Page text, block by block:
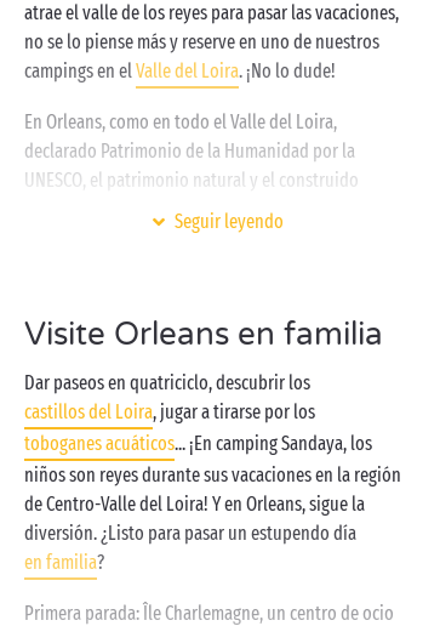
atrae el valle de los reyes para pasar las vacaciones,
no se lo piense más y reserve en uno de nuestros
campings en elValle del Loira. ¡No lo dude!
En Orleans, como en todo el Valle del Loira,
declarado Patrimonio de la Humanidad por la
UNESCO, el patrimonio natural y el construido
coexisten en perfecta armonía. Después de visitar
o darse un paseo en
actividades deportivasy de ocio al aire libre...
un lirón, elija su alojamiento favorito: ¿
cabaña insólita,cottage con todas las comodidades o
parcela de camping?
Seguir leyendo
Visite Orleans en familia
Dar paseos en quatriciclo, descubrir los
castillos del Loira, jugar a tirarse por los
toboganes acuáticos... ¡En camping Sandaya, los
niños son reyes durante sus vacaciones en la región
de Centro-Valle del Loira! Y en Orleans, sigue la
diversión. ¿Listo para pasar un estupendo día
en familia?
Primera parada: Île Charlemagne, un centro de ocio